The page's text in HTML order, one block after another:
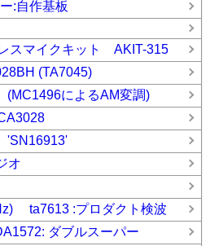
:自作基板
スマイクキット AKIT-315
(TA7045)
によるAM変調)
'SN16913'
オ
ta7613 :プロダクト検波
ダブルスーパー